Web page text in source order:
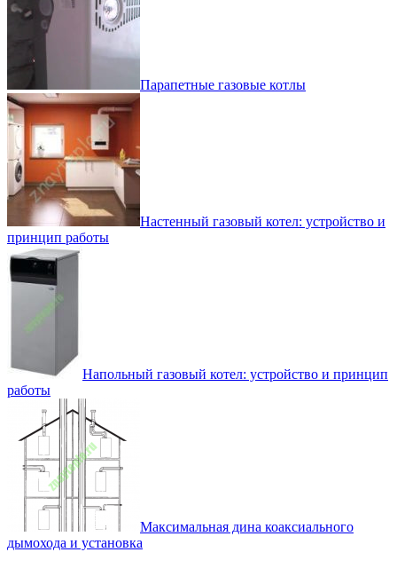
Парапетные газовые котлы
Настенный газовый котел: устройство и
принцип работы
Напольный газовый котел: устройство и принцип
работы
Максимальная дина коаксиального
дымохода и установка